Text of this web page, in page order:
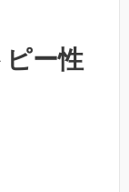
ピー性